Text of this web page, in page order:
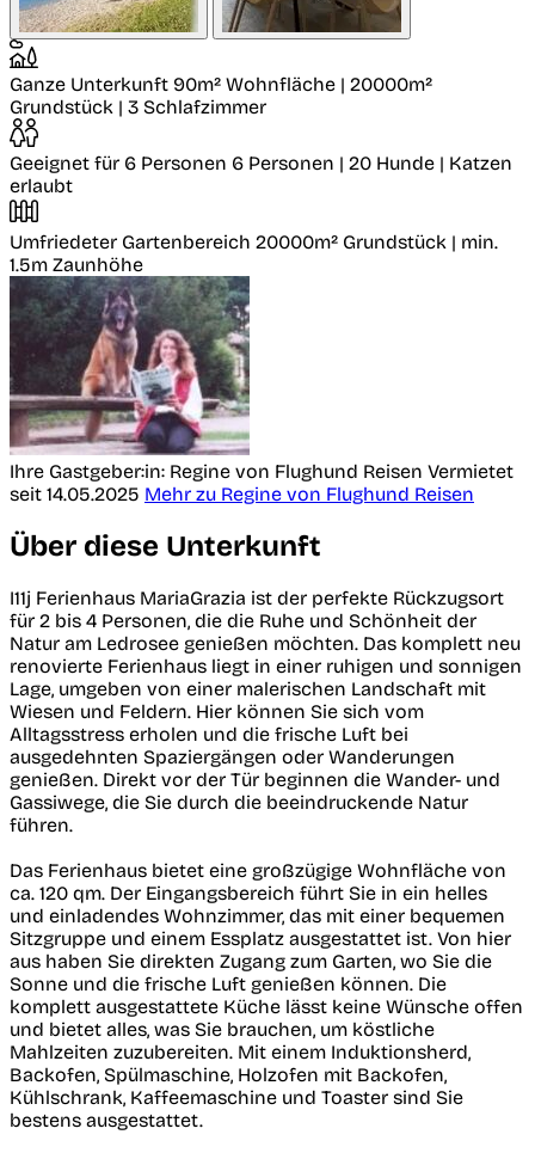
Ganze Unterkunft 90m² Wohnfläche | 20000m²
Grundstück | 3 Schlafzimmer
Geeignet für 6 Personen 6 Personen | 20 Hunde | Katzen
erlaubt
Umfriedeter Gartenbereich 20000m² Grundstück | min.
1.5m Zaunhöhe
Ihre Gastgeber:in: Regine von Flughund Reisen Vermietet
seit 14.05.2025 Mehr zu Regine von Flughund Reisen
Über diese Unterkunft
I11j Ferienhaus MariaGrazia ist der perfekte Rückzugsort
für 2 bis 4 Personen, die die Ruhe und Schönheit der
Natur am Ledrosee genießen möchten. Das komplett neu
renovierte Ferienhaus liegt in einer ruhigen und sonnigen
Lage, umgeben von einer malerischen Landschaft mit
Wiesen und Feldern. Hier können Sie sich vom
Alltagsstress erholen und die frische Luft bei
ausgedehnten Spaziergängen oder Wanderungen
genießen. Direkt vor der Tür beginnen die Wander- und
Gassiwege, die Sie durch die beeindruckende Natur
führen.
Das Ferienhaus bietet eine großzügige Wohnfläche von
ca. 120 qm. Der Eingangsbereich führt Sie in ein helles
und einladendes Wohnzimmer, das mit einer bequemen
Sitzgruppe und einem Essplatz ausgestattet ist. Von hier
aus haben Sie direkten Zugang zum Garten, wo Sie die
Sonne und die frische Luft genießen können. Die
komplett ausgestattete Küche lässt keine Wünsche offen
und bietet alles, was Sie brauchen, um köstliche
Mahlzeiten zuzubereiten. Mit einem Induktionsherd,
Backofen, Spülmaschine, Holzofen mit Backofen,
Kühlschrank, Kaffeemaschine und Toaster sind Sie
bestens ausgestattet.